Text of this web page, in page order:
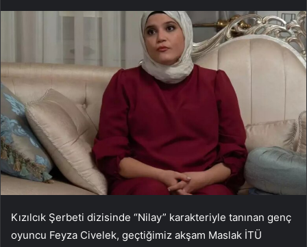
Kızılcık Şerbeti dizisinde “Nilay” karakteriyle tanınan genç
oyuncu Feyza Civelek, geçtiğimiz akşam Maslak İTÜ